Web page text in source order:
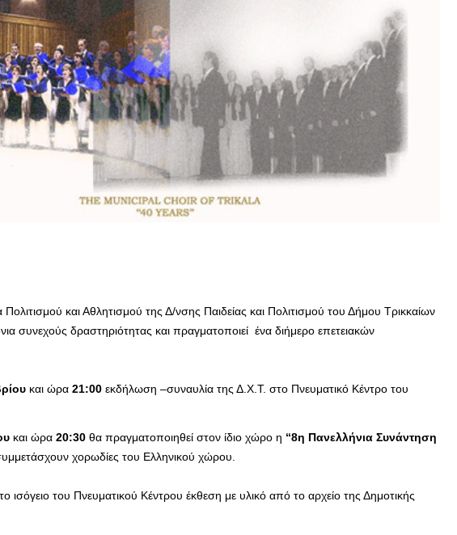
και Αθλητισμού της Δ/νσης Παιδείας και Πολιτισμού του Δήμου Τρικκαίων
συνεχούς δραστηριότητας και πραγματοποιεί ένα διήμερο επετειακών
και ώρα 21:00 εκδήλωση –συναυλία της Δ.Χ.Τ. στο Πνευματικό Κέντρο του
και ώρα 20:30 θα πραγματοποιηθεί στον ίδιο χώρο η “8η Πανελλήνια Συνάντηση
χορωδίες του Ελληνικού χώρου.
ισόγειο του Πνευματικού Κέντρου έκθεση με υλικό από το αρχείο της Δημοτικής